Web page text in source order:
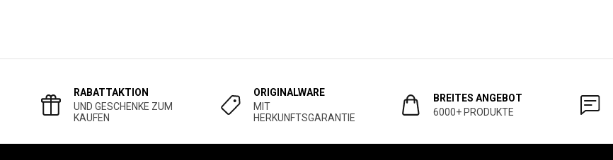
RABATTAKTION
UND GESCHENKE ZUM
KAUFEN
ORIGINALWARE
MIT
HERKUNFTSGARANTIE
BREITES ANGEBOT
6000+ PRODUKTE